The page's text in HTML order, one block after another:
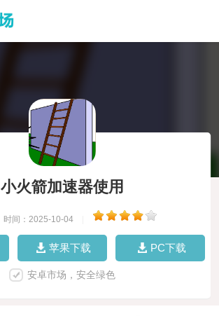
小火箭加速器使用
时间：2025-10-04
苹果下载 PC下载
安卓市场，安全绿色